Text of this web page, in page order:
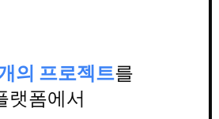
의 프로젝트를
랫폼에서